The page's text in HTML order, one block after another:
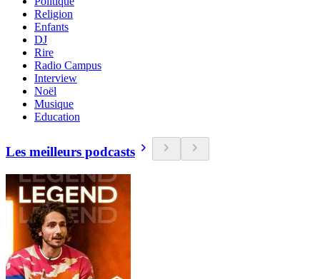
Religion
Enfants
DJ
Rire
Radio Campus
Interview
Noël
Musique
Education
Les meilleurs podcasts